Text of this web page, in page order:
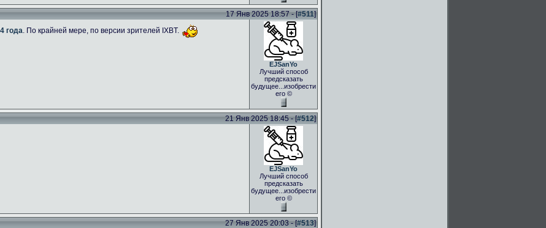
17 Янв 2025 18:57 - [#511]
года . По крайней мере, по версии зрителей IXBT.
EJSanYo
Лучший способ
предсказать
будущее...изобрести
его ©
21 Янв 2025 18:45 - [#512]
EJSanYo
Лучший способ
предсказать
будущее...изобрести
его ©
27 Янв 2025 20:03 - [#513]